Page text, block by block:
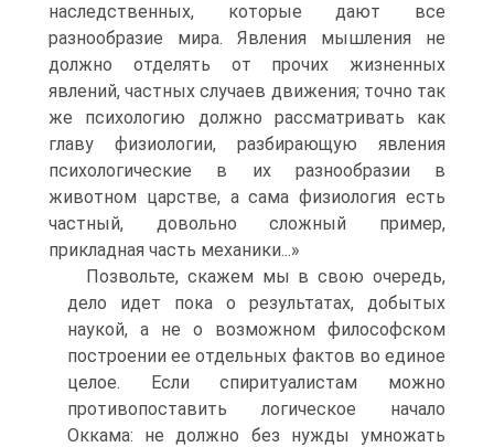
наследственных, которые дают все
разнообразие мира. Явления мышления не
должно отделять от прочих жизненных
явлений, частных случаев движения; точно так
же психологию должно рассматривать как
главу физиологии, разбирающую явления
психологические в их разнообразии в
животном царстве, а сама физиология есть
частный, довольно сложный пример,
прикладная часть механики...»
Позвольте, скажем мы в свою очередь,
дело идет пока о результатах, добытых
наукой, а не о возможном философском
построении ее отдельных фактов во единое
целое. Если спиритуалистам можно
противопоставить логическое начало
Оккама: не должно без нужды умножать